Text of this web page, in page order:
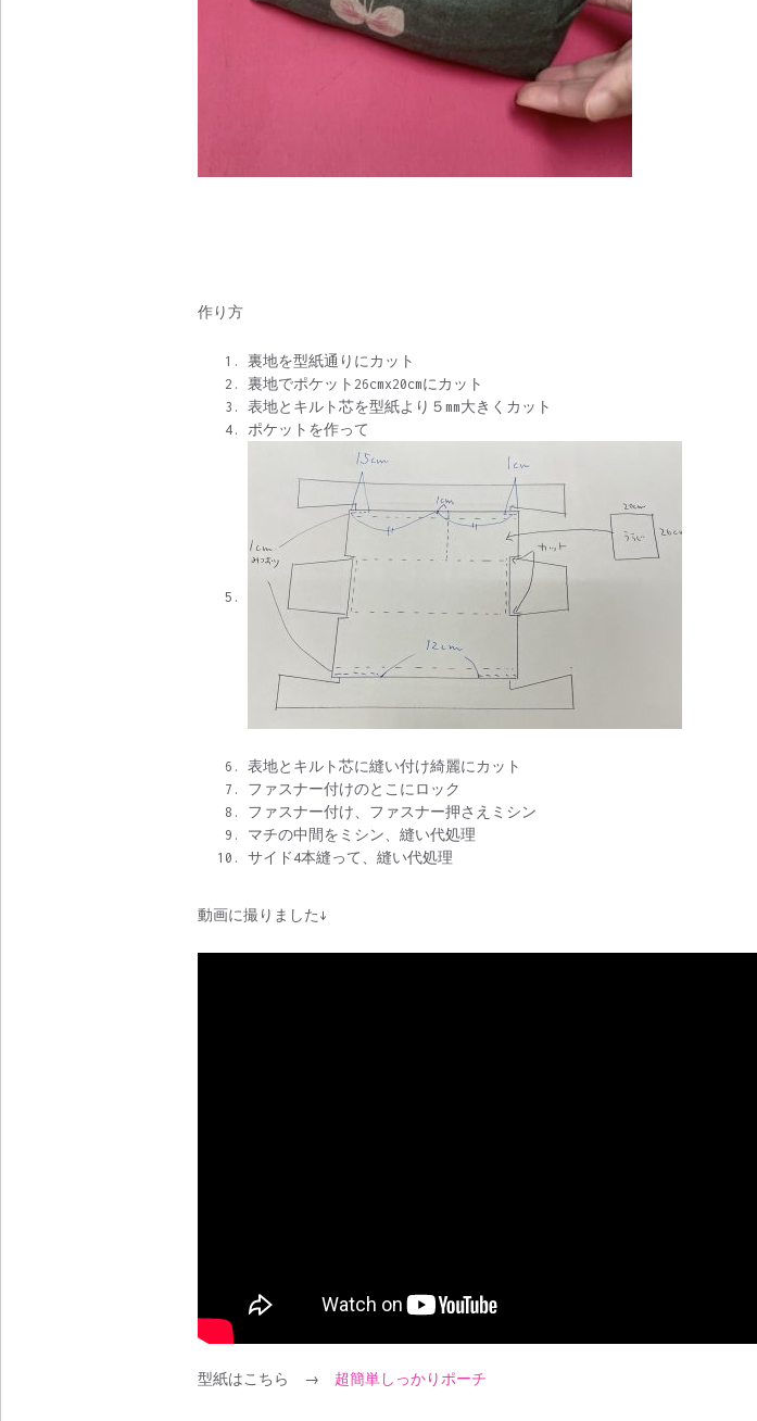
作り方
裏地を型紙通りにカット
裏地でポケット26cmx20cmにカット
表地とキルト芯を型紙より５mm大きくカット
ポケットを作って
表地とキルト芯に縫い付け綺麗にカット
ファスナー付けのとこにロック
ファスナー付け、ファスナー押さえミシン
マチの中間をミシン、縫い代処理
サイド4本縫って、縫い代処理
動画に撮りました↓
型紙はこちら → 超簡単しっかりポーチ